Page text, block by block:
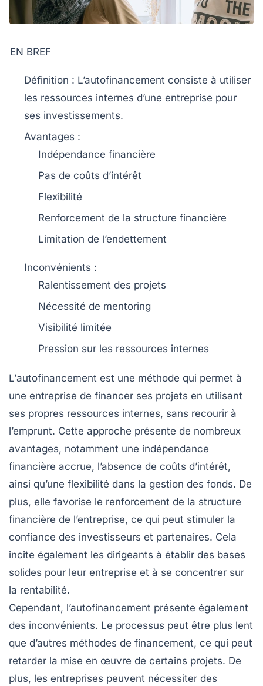
EN BREF
Définition : L’autofinancement consiste à utiliser
les ressources internes d’une entreprise pour
ses investissements.
Avantages :
Indépendance financière
Pas de coûts d’intérêt
Flexibilité
Renforcement de la structure financière
Limitation de l’endettement
Inconvénients :
Ralentissement des projets
Nécessité de mentoring
Visibilité limitée
Pression sur les ressources internes
L’autofinancement est une méthode qui permet à
une entreprise de financer ses projets en utilisant
ses propres ressources internes, sans recourir à
l’emprunt. Cette approche présente de nombreux
avantages, notamment une indépendance
financière accrue, l’absence de coûts d’intérêt,
ainsi qu’une flexibilité dans la gestion des fonds. De
plus, elle favorise le renforcement de la structure
financière de l’entreprise, ce qui peut stimuler la
confiance des investisseurs et partenaires. Cela
incite également les dirigeants à établir des bases
solides pour leur entreprise et à se concentrer sur
la rentabilité.
Cependant, l’autofinancement présente également
des inconvénients. Le processus peut être plus lent
que d’autres méthodes de financement, ce qui peut
retarder la mise en œuvre de certains projets. De
plus, les entreprises peuvent nécessiter des